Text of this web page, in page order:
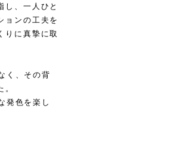
し、一人ひと
ョンの工夫を
りに真摯に取
く、その背
発色を楽し